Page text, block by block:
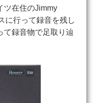
ツ在住のJimmy
に行って録音を残し
て録音物で足取り辿